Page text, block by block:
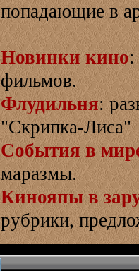
попадающие в
Новинки кино:
фильмов.
Флудильня:
"Скрипка-Лиса"
События в
маразмы.
Кинояпы в
рубрики,